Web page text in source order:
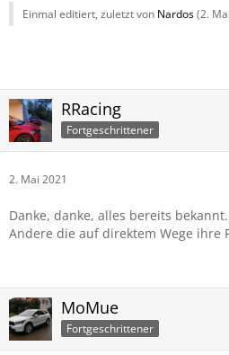
Einmal editiert, zuletzt von Nardos(2.
RRacing
Fortgeschrittener
2. Mai 2021
Danke, danke, alles bereits
Andere die auf direktem Wege ihre
MoMue
Fortgeschrittener